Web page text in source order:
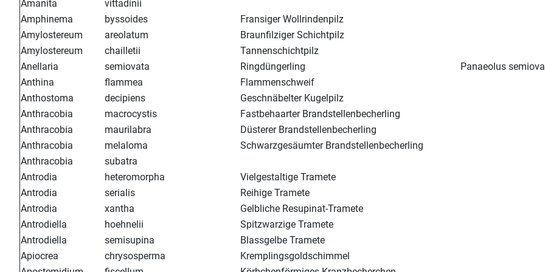
Amanita
vittadinii
Amphinema
byssoides
Fransiger Wollrindenpilz
Amylostereum
areolatum
Braunfilziger Schichtpilz
Amylostereum
chailletii
Tannenschichtpilz
Anellaria
semiovata Ringdüngerling
Panaeolus
Anthina
flammea
Flammenschweif
Anthostoma
decipiens
Geschnäbelter Kugelpilz
Anthracobia
macrocystis
Fastbehaarter Brandstellenbecherling
Anthracobia
maurilabra
Düsterer Brandstellenbecherling
Anthracobia
melaloma
Schwarzgesäumter Brandstellenbecherling
Anthracobia
subatra
Antrodia
heteromorpha
Vielgestaltige Tramete
Antrodia
serialis
Reihige Tramete
Antrodia
xantha
Gelbliche Resupinat-Tramete
Antrodiella
hoehnelii
Spitzwarzige Tramete
Antrodiella
semisupina
Blassgelbe Tramete
Apiocrea
chrysosperma
Kremplingsgoldschimmel